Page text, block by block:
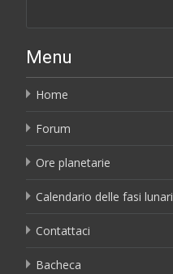
Menu
Home
Forum
Ore planetarie
Calendario delle fasi lunari
Contattaci
Bacheca